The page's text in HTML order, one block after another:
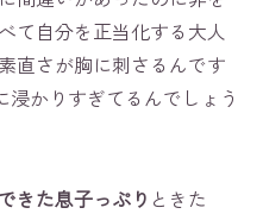
て自分を正当化する大人
直さが胸に刺さるんです
かりすぎてるんでしょう
きた息子っぷり ときた